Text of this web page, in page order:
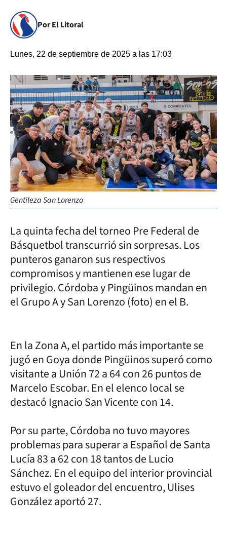
Por El Litoral
Lunes, 22 de septiembre de 2025 a las 17:03
Gentileza San Lorenzo
La quinta fecha del torneo Pre Federal de
Básquetbol transcurrió sin sorpresas. Los
punteros ganaron sus respectivos
compromisos y mantienen ese lugar de
privilegio. Córdoba y Pingüinos mandan en
el Grupo A y San Lorenzo (foto) en el B.
En la Zona A, el partido más importante se
jugó en Goya donde Pingüinos superó como
visitante a Unión 72 a 64 con 26 puntos de
Marcelo Escobar. En el elenco local se
destacó Ignacio San Vicente con 14.
Por su parte, Córdoba no tuvo mayores
problemas para superar a Español de Santa
Lucía 83 a 62 con 18 tantos de Lucio
Sánchez. En el equipo del interior provincial
estuvo el goleador del encuentro, Ulises
González aportó 27.